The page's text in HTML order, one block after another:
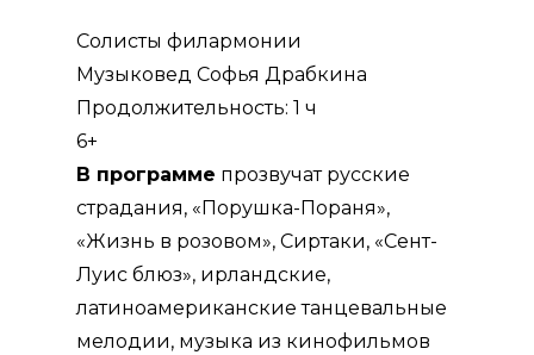
Солисты филармонии
Музыковед Софья Драбкина
Продолжительность: 1 ч
6+
В программе прозвучат русские
страдания, «Порушка-Пораня»,
«Жизнь в розовом», Сиртаки, «Сент-
Луис блюз», ирландские,
латиноамериканские танцевальные
мелодии, музыка из кинофильмов